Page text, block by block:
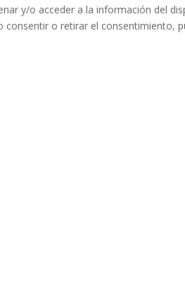
y/o acceder a la información del
o retirar el consentimiento,